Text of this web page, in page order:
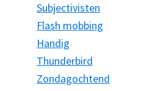
Subjectivisten
Flash mobbing
Handig
Thunderbird
Zondagochtend